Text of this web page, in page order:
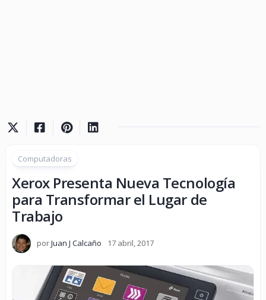
Computadoras
Xerox Presenta Nueva Tecnología
para Transformar el Lugar de
Trabajo
porJuan J Calcaño 17 abril, 2017